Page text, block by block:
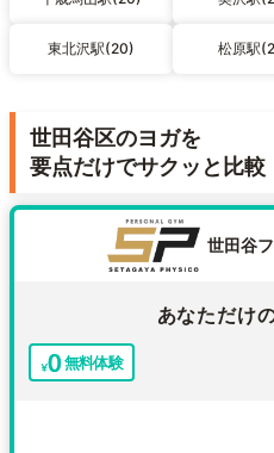
東北沢駅(20) 松原駅
世田谷区のヨガを
要点だけでサクッと比較
世田谷
あなただけ
無料体験